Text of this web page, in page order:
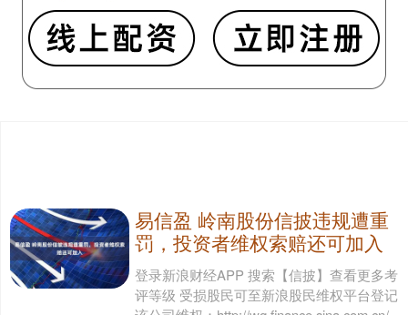
易信盈 岭南股份信披违规遭重
罚，投资者维权索赔还可加入
登录新浪财经APP 搜索【信披】查看更多考
评等级 受损股民可至新浪股民维权平台登记